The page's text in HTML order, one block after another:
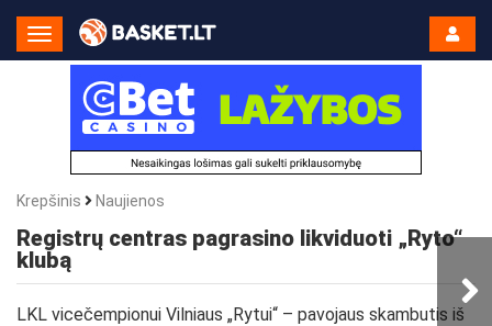
Toggle
Navigation
Krepšinis Naujienos
Registrų centras pagrasino likviduoti „Ryto“
klubą
LKL vicečempionui Vilniaus „Rytui“ – pavojaus skambutis iš